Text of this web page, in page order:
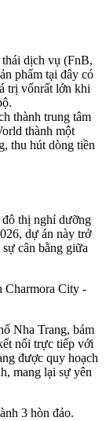
dịch vụ (FnB,
phẩm tại đây có
trị vốnrất lớn khi
thành trung tâm
thành một
thu hút dòng tiền
thị nghỉ dưỡng
dự án này trở
cân bằng giữa
City -
Nha Trang, bám
nối trực tiếp với
được quy hoạch
mang lại sự yên
3 hòn đảo.